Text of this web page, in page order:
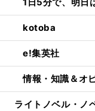
kotoba
e!集英社
情報・知識＆オ
ライトノベル・ノ